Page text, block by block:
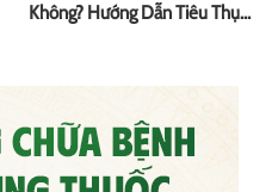
Không? Hướng Dẫn Tiêu Thụ